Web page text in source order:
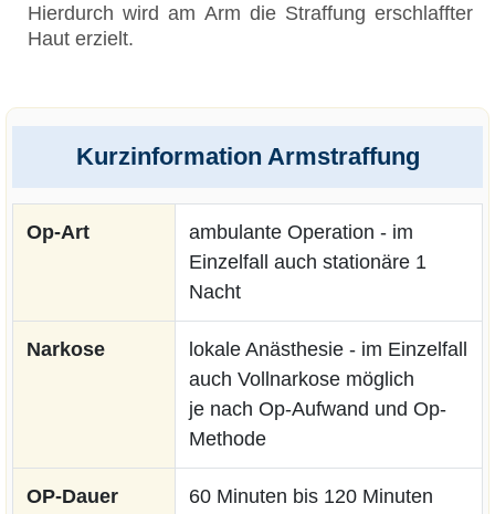
Hierdurch wird am Arm die Straffung erschlaffter
Haut erzielt.
Kurzinformation Armstraffung
Op-Art
ambulante Operation - im
Einzelfall auch stationäre 1
Nacht
Narkose
lokale Anästhesie - im Einzelfall
auch Vollnarkose möglich
je nach Op-Aufwand und Op-
Methode
OP-Dauer 60 Minuten bis 120 Minuten